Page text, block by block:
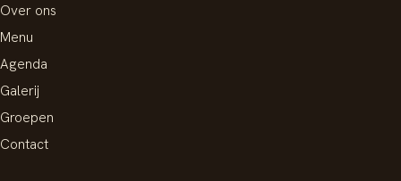
Over ons
Menu
Agenda
Galerij
Groepen
Contact